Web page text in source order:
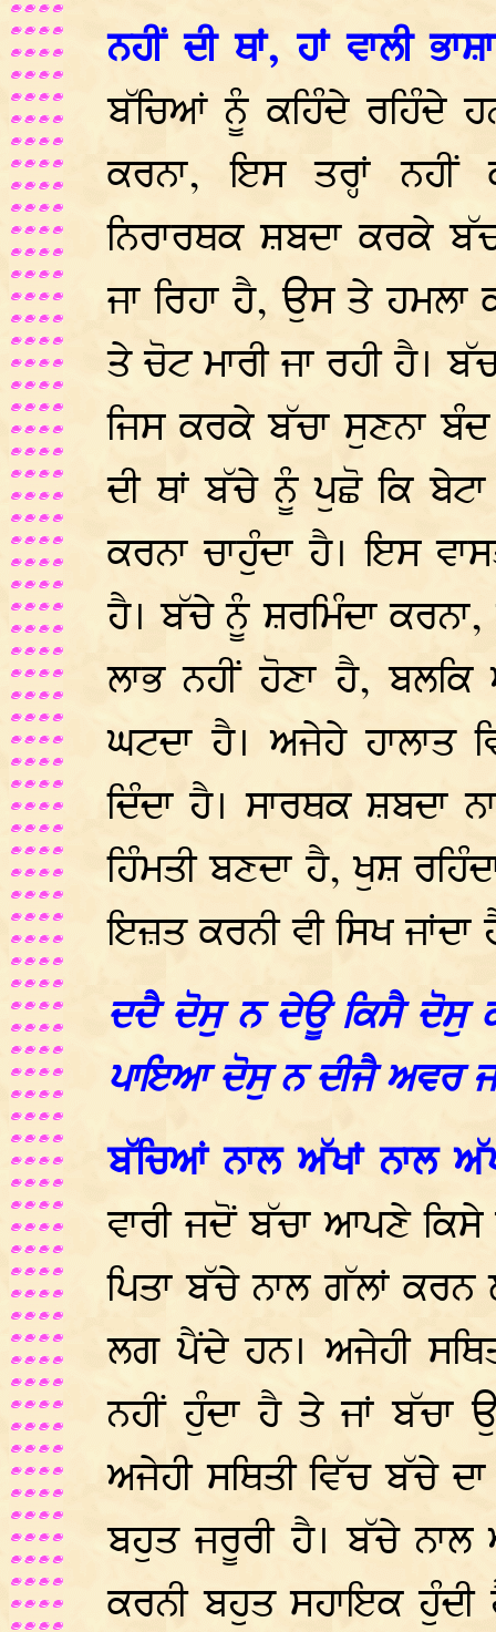
ਨਹੀਂ ਦੀ ਥਾਂ, ਹਾਂ ਵਾਲੀ
ਬੱਚਿਆਂ ਨੂੰ ਕਹਿੰਦੇ ਰਹਿੰਦੇ
ਕਰਨਾ, ਇਸ ਤਰ੍ਹਾਂ
ਨਿਰਾਰਥਕ ਸ਼ਬਦਾ ਕਰਕੇ
ਜਾ ਰਿਹਾ ਹੈ, ਉਸ ਤੇ ਹਮਲਾ
ਤੇ ਚੋਟ ਮਾਰੀ ਜਾ ਰਹੀ ਹੈ।
ਜਿਸ ਕਰਕੇ ਬੱਚਾ ਸੁਣਨਾ
ਦੀ ਥਾਂ ਬੱਚੇ ਨੂੰ ਪੁਛੋ ਕਿ ਬੇਟਾ
ਕਰਨਾ ਚਾਹੁੰਦਾ ਹੈ। ਇਸ
ਹੈ। ਬੱਚੇ ਨੂੰ ਸ਼ਰਮਿੰਦਾ
ਲਾਭ ਨਹੀਂ ਹੋਣਾ ਹੈ,
ਘਟਦਾ ਹੈ। ਅਜੇਹੇ ਹਾਲਾਤ
ਦਿੰਦਾ ਹੈ। ਸਾਰਥਕ ਸ਼ਬਦਾ
ਹਿੰਮਤੀ ਬਣਦਾ ਹੈ, ਖੁਸ਼
ਇਜ਼ਤ ਕਰਨੀ ਵੀ ਸਿਖ ਜਾਂਦਾ
ਦਦੈ ਦੋਸੁ ਨ ਦੇਊ ਕਿਸੈ ਦੋਸੁ
ਪਾਇਆ ਦੋਸੁ ਨ ਦੀਜੈ ਅਵਰ
ਬੱਚਿਆਂ ਨਾਲ ਅੱਖਾਂ ਨਾਲ
ਵਾਰੀ ਜਦੋਂ ਬੱਚਾ ਆਪਣੇ ਕਿਸੇ
ਪਿਤਾ ਬੱਚੇ ਨਾਲ ਗੱਲਾਂ
ਲਗ ਪੈਂਦੇ ਹਨ। ਅਜੇਹੀ
ਨਹੀਂ ਹੁੰਦਾ ਹੈ ਤੇ ਜਾਂ ਬੱਚਾ
ਅਜੇਹੀ ਸਥਿਤੀ ਵਿੱਚ ਬੱਚੇ
ਬਹੁਤ ਜਰੂਰੀ ਹੈ। ਬੱਚੇ ਨਾਲ
ਕਰਨੀ ਬਹੁਤ ਸਹਾਇਕ